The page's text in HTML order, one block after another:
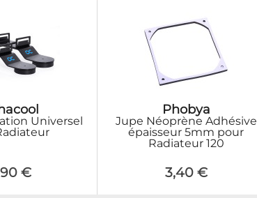
Universel
€
Phobya
Jupe Néoprène Adhésive
épaisseur 5mm pour
Radiateur 120
3,40 €